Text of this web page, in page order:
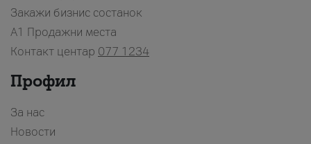
Закажи бизнис состанок
A1 Продажни места
Контакт центар 077 1234
Профил
За нас
Новости